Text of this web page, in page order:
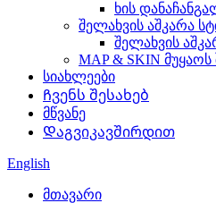
ხის
შელახვის აშკარა
შელახვის
MAP & SKIN
სიახლეები
Ჩვენს შესახებ
მწვანე
Დაგვიკავშირდით
English
მთავარი